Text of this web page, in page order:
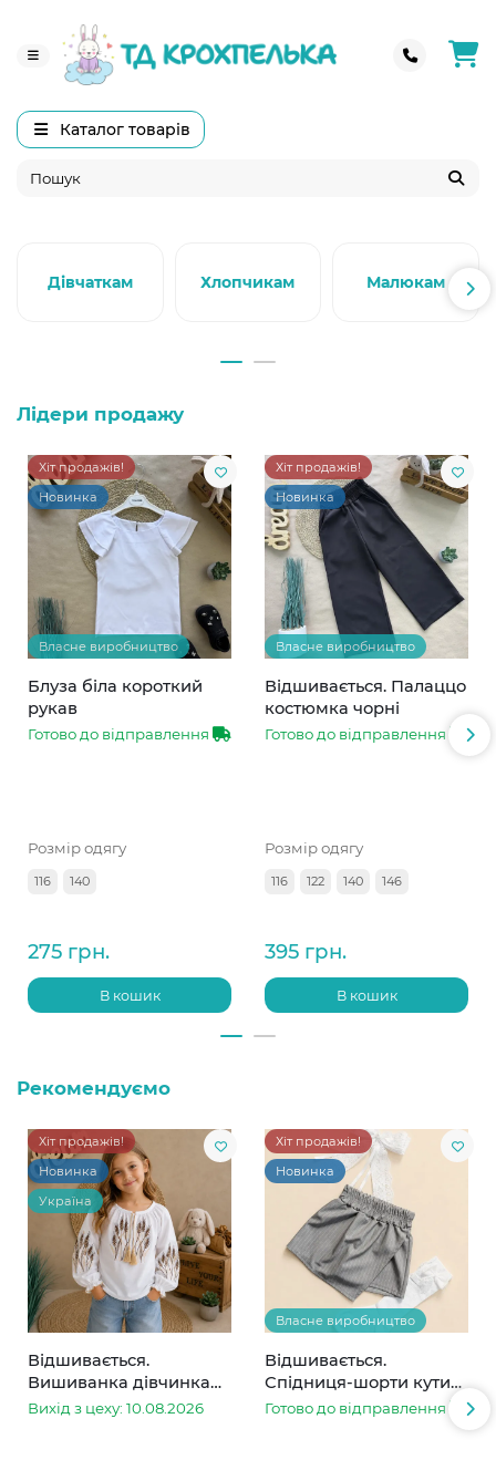
Каталог товарів
Дівчаткам Хлопчикам Малюкам
Лідери продажу
Хіт продажів!
Новинка
Власне виробництво
Блуза біла короткий
рукав
Готово до відправлення
Розмір одягу
116 140
275 грн.
В кошик
Хіт продажів!
Новинка
Власне виробництво
Відшивається. Палаццо
костюмка чорні
Готово до відправлення
Розмір одягу
116 122 140 146
395 грн.
В кошик
Рекомендуємо
Хіт продажів!
Новинка
Україна
Відшивається.
Вишиванка дівчинка
колоски
Вихід з цеху: 10.08.2026
Хіт продажів!
Новинка
Власне виробництво
Відшивається.
Спідниця-шорти кутик
сіра в смужку
Готово до відправлення